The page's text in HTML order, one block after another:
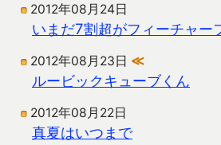
2012年08月24日
いまだ7割超がフィーチャー
2012年08月23日 ≪
ルービックキューブくん
2012年08月22日
真夏はいつまで